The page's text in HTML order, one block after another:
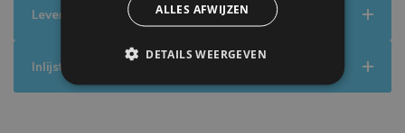
Levering
Inlijsten
ALLES AFWIJZEN
DETAILS WEERGEVEN